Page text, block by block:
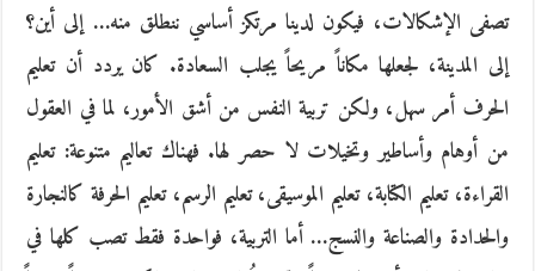
تصفى الإشكالات، فيكون لدينا مرتكز أساسي ننطلق منه… إلى أين؟
إلى المدينة، لجعلها مكاناً مريحاً يجلب السعادة. كان يردد أن تعليم
الحرف أمر سهل، ولكن تربية النفس من أشق الأمور، لما في العقول
من أوهام وأساطير وتخيلات لا حصر لها. فهناك تعاليم متنوعة: تعليم
القراءة، تعليم الكتابة، تعليم الموسيقى، تعليم الرسم، تعليم الحرفة كالنجارة
والحدادة والصناعة والنسج… أما التربية، فواحدة فقط تصب كلها في